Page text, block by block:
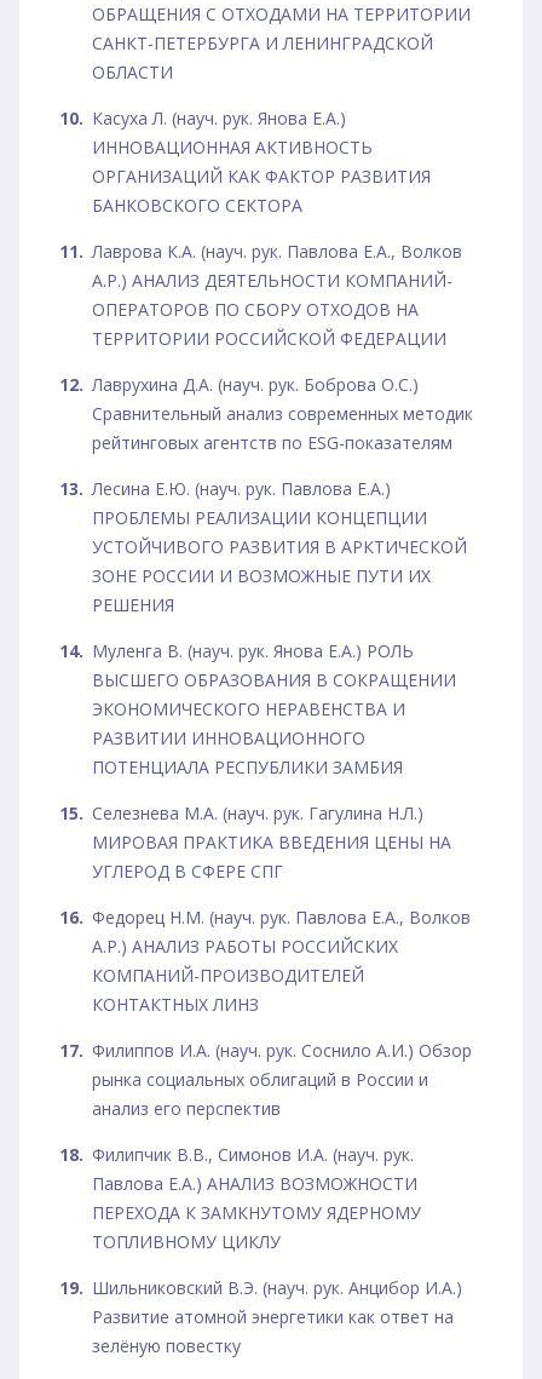
ОБРАЩЕНИЯ С ОТХОДАМИ НА ТЕРРИТОРИИ
САНКТ-ПЕТЕРБУРГА И ЛЕНИНГРАДСКОЙ
ОБЛАСТИ
Касуха Л. (науч. рук. Янова Е.А.)
ИННОВАЦИОННАЯ АКТИВНОСТЬ
ОРГАНИЗАЦИЙ КАК ФАКТОР РАЗВИТИЯ
БАНКОВСКОГО СЕКТОРА
Лаврова К.А. (науч. рук. Павлова Е.А., Волков
А.Р.) АНАЛИЗ ДЕЯТЕЛЬНОСТИ КОМПАНИЙ-
ОПЕРАТОРОВ ПО СБОРУ ОТХОДОВ НА
ТЕРРИТОРИИ РОССИЙСКОЙ ФЕДЕРАЦИИ
Лаврухина Д.А. (науч. рук. Боброва О.С.)
Сравнительный анализ современных методик
рейтинговых агентств по ESG-показателям
Лесина Е.Ю. (науч. рук. Павлова Е.А.)
ПРОБЛЕМЫ РЕАЛИЗАЦИИ КОНЦЕПЦИИ
УСТОЙЧИВОГО РАЗВИТИЯ В АРКТИЧЕСКОЙ
ЗОНЕ РОССИИ И ВОЗМОЖНЫЕ ПУТИ ИХ
РЕШЕНИЯ
Муленга В. (науч. рук. Янова Е.А.) РОЛЬ
ВЫСШЕГО ОБРАЗОВАНИЯ В СОКРАЩЕНИИ
ЭКОНОМИЧЕСКОГО НЕРАВЕНСТВА И
РАЗВИТИИ ИННОВАЦИОННОГО
ПОТЕНЦИАЛА РЕСПУБЛИКИ ЗАМБИЯ
Селезнева М.А. (науч. рук. Гагулина Н.Л.)
МИРОВАЯ ПРАКТИКА ВВЕДЕНИЯ ЦЕНЫ НА
УГЛЕРОД В СФЕРЕ СПГ
Федорец Н.М. (науч. рук. Павлова Е.А., Волков
А.Р.) АНАЛИЗ РАБОТЫ РОССИЙСКИХ
КОМПАНИЙ-ПРОИЗВОДИТЕЛЕЙ
КОНТАКТНЫХ ЛИНЗ
Филиппов И.А. (науч. рук. Соснило А.И.) Обзор
рынка социальных облигаций в России и
анализ его перспектив
Филипчик В.В., Симонов И.А. (науч. рук.
Павлова Е.А.) АНАЛИЗ ВОЗМОЖНОСТИ
ПЕРЕХОДА К ЗАМКНУТОМУ ЯДЕРНОМУ
ТОПЛИВНОМУ ЦИКЛУ
Шильниковский В.Э. (науч. рук. Анцибор И.А.)
Развитие атомной энергетики как ответ на
зелёную повестку